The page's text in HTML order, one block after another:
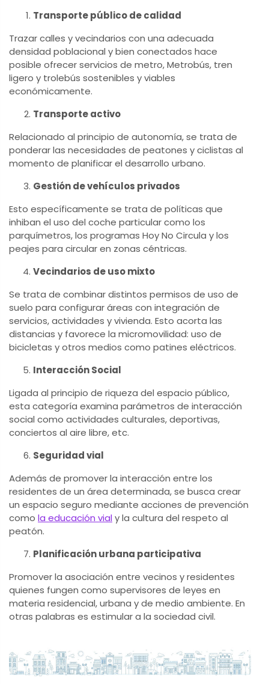
Transporte público de calidad
Trazar calles y vecindarios con una adecuada
densidad poblacional y bien conectados hace
posible ofrecer servicios de metro, Metrobús, tren
ligero y trolebús sostenibles y viables
económicamente.
Transporte activo
Relacionado al principio de autonomía, se trata de
ponderar las necesidades de peatones y ciclistas al
momento de planificar el desarrollo urbano.
Gestión de vehículos privados
Esto específicamente se trata de políticas que
inhiban el uso del coche particular como los
parquímetros, los programas Hoy No Circula y los
peajes para circular en zonas céntricas.
Vecindarios de uso mixto
Se trata de combinar distintos permisos de uso de
suelo para configurar áreas con integración de
servicios, actividades y vivienda. Esto acorta las
distancias y favorece la micromovilidad: uso de
bicicletas y otros medios como patines eléctricos.
Interacción Social
Ligada al principio de riqueza del espacio público,
esta categoría examina parámetros de interacción
social como actividades culturales, deportivas,
conciertos al aire libre, etc.
Seguridad vial
Además de promover la interacción entre los
residentes de un área determinada, se busca crear
un espacio seguro mediante acciones de prevención
como la educación vialy la cultura del respeto al
peatón.
Planificación urbana participativa
Promover la asociación entre vecinos y residentes
quienes fungen como supervisores de leyes en
materia residencial, urbana y de medio ambiente. En
otras palabras es estimular a la sociedad civil.